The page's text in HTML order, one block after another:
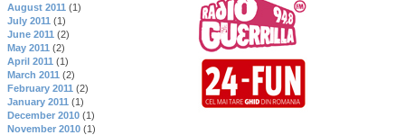
August 2011 (1)
July 2011 (1)
June 2011 (2)
May 2011 (2)
April 2011 (1)
March 2011 (2)
February 2011 (2)
January 2011 (1)
December 2010 (1)
November 2010 (1)